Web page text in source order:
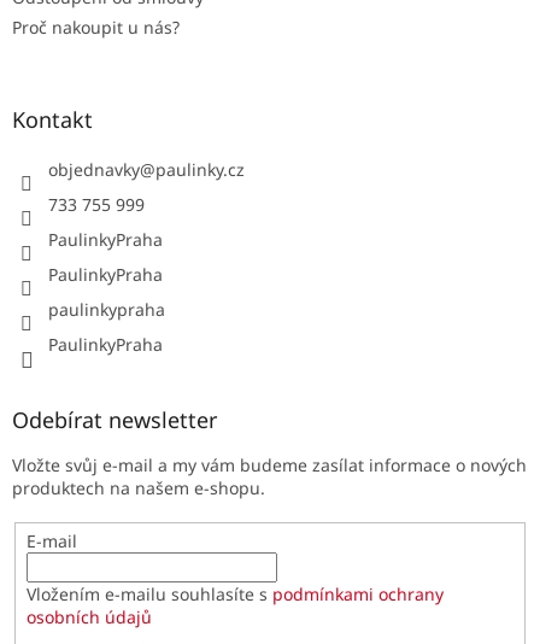
Proč nakoupit u nás?
Kontakt
objednavky@paulinky.cz
733 755 999
PaulinkyPraha
PaulinkyPraha
paulinkypraha
PaulinkyPraha
Odebírat newsletter
Vložte svůj e-mail a my vám budeme zasílat informace o nových
produktech na našem e-shopu.
E-mail
Vložením e-mailu souhlasíte s podmínkami ochrany
osobních údajů